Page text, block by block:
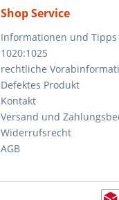
Shop Service
Informationen und Tipps
1020:1025
rechtliche
Defektes Produkt
Kontakt
Versand und
Widerrufsrecht
AGB